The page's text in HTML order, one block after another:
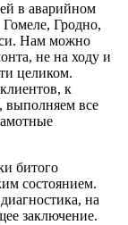
в аварийном
Гродно,
Нам можно
не на ходу и
целиком.
к
выполняем все
битого
состоянием.
на
заключение.